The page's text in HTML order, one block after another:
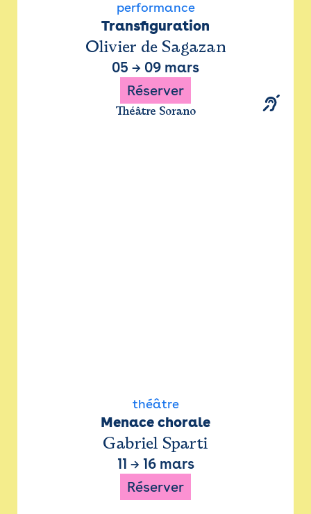
performance
Transfiguration
Olivier de Sagazan
05 → 09 mars
Réserver
Théâtre Sorano
théâtre
Menace chorale
Gabriel Sparti
11 → 16 mars
Réserver